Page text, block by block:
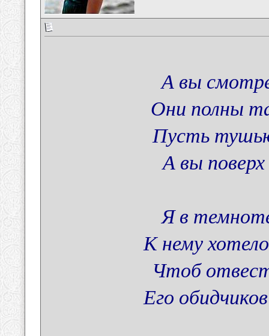
А вы
Они полны
Пусть
А вы
Я в
К нему
Чтоб
Его